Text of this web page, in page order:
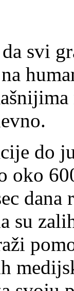
svi
do
oko
su